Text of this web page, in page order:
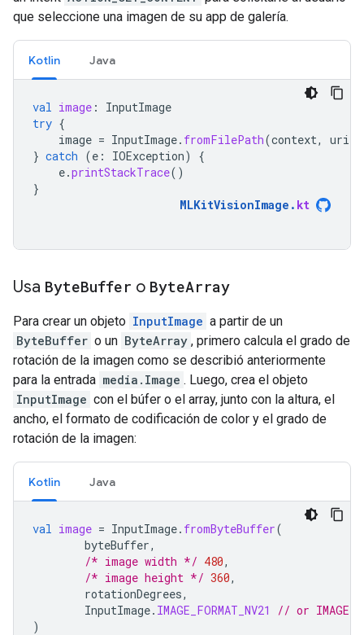
que seleccione una imagen de su app de galería.
Kotlin Java
val image :
InputImage
try {
image = InputImage. fromFilePath(context, uri
} catch (e : IOException)
{
e.printStackTrace()
}
MLKitVisionImage . kt
Usa ByteBuffer o ByteArray
Para crear un objeto InputImage a partir de un
ByteBuffer o un ByteArray , primero calcula el grado de
rotación de la imagen como se describió anteriormente
para la entrada media.Image . Luego, crea el objeto
InputImage con el búfer o el array, junto con la altura, el
ancho, el formato de codificación de color y el grado de
rotación de la imagen:
Kotlin Java
val image = InputImage. fromByteBuffer(
byteBuffer,
/* image width */ 480,
/* image height */ 360,
rotationDegrees,
InputImage. IMAGE_FORMAT_NV21
// or
)